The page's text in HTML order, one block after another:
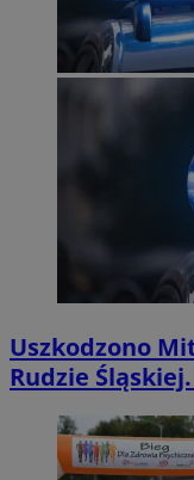
Uszkodzono
Rudzie